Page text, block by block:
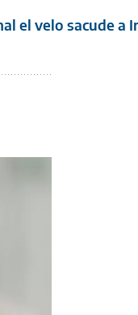
el velo sacude a